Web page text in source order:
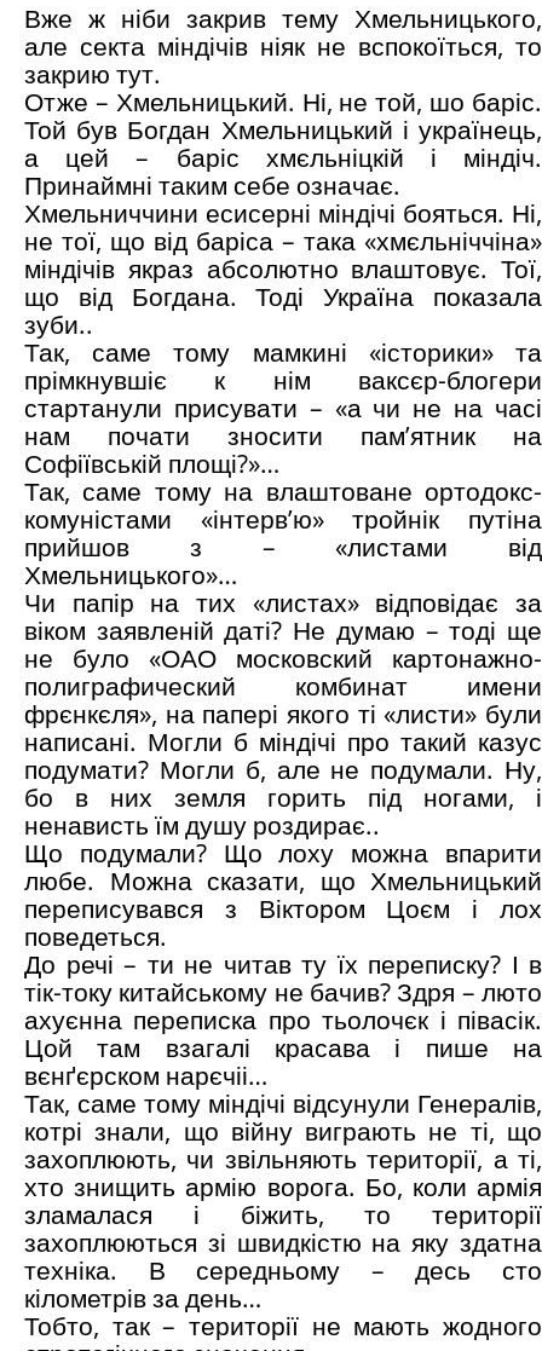
Вже ж ніби закрив тему Хмельницького,
але секта міндічів ніяк не вспокоїться, то
закрию тут.
Отже – Хмельницький. Ні, не той, шо баріс.
Той був Богдан Хмельницький і українець,
а цей – баріс хмєльніцкій і міндіч.
Принаймні таким себе означає.
Хмельниччини есисерні міндічі бояться. Ні,
не тої, що від баріса – така «хмєльніччіна»
міндічів якраз абсолютно влаштовує. Тої,
що від Богдана. Тоді Україна показала
зуби..
Так, саме тому мамкині «історики» та
прімкнувшіє к нім ваксєр-блогери
стартанули присувати – «а чи не на часі
нам почати зносити пам’ятник на
Софіївській площі?»…
Так, саме тому на влаштоване ортодокс-
комуністами «інтерв’ю» тройнік путіна
прийшов з – «листами від
Хмельницького»…
Чи папір на тих «листах» відповідає за
віком заявленій даті? Не думаю – тоді ще
не було «ОАО московский картонажно-
полиграфический комбинат имени
фрєнкєля», на папері якого ті «листи» були
написані. Могли б міндічі про такий казус
подумати? Могли б, але не подумали. Ну,
бо в них земля горить під ногами, і
ненависть їм душу роздирає..
Що подумали? Що лоху можна впарити
любе. Можна сказати, що Хмельницький
переписувався з Віктором Цоєм і лох
поведеться.
До речі – ти не читав ту їх переписку? І в
тік-току китайському не бачив? Здря – люто
ахуєнна переписка про тьолочєк і півасік.
Цой там взагалі красава і пише на
вєнґєрском нарєчіі…
Так, саме тому міндічі відсунули Генералів,
котрі знали, що війну виграють не ті, що
захоплюють, чи звільняють території, а ті,
хто знищить армію ворога. Бо, коли армія
зламалася і біжить, то території
захоплюються зі швидкістю на яку здатна
техніка. В середньому – десь сто
кілометрів за день…
Тобто, так – території не мають жодного